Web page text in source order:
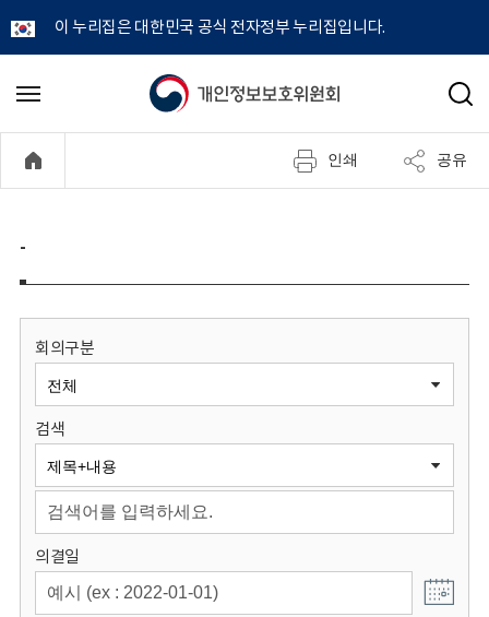
이 누리집은 대한민국 공식 전자정부 누리집입니다.
개
정
보
원
회
메
기
검
인쇄 공유
-
회의구분
검색
의결일